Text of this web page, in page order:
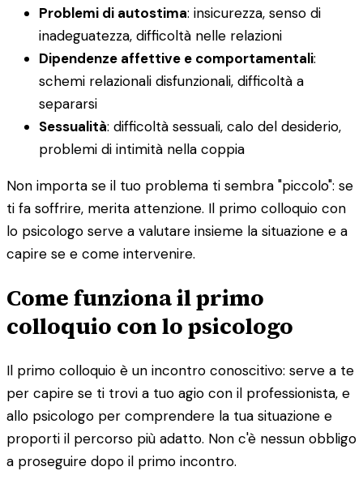
Problemi di autostima: insicurezza, senso di
inadeguatezza, difficoltà nelle relazioni
Dipendenze affettive e comportamentali:
schemi relazionali disfunzionali, difficoltà a
separarsi
Sessualità: difficoltà sessuali, calo del desiderio,
problemi di intimità nella coppia
Non importa se il tuo problema ti sembra "piccolo": se
ti fa soffrire, merita attenzione. Il primo colloquio con
lo psicologo serve a valutare insieme la situazione e a
capire se e come intervenire.
Come funziona il primo
colloquio con lo psicologo
Il primo colloquio è un incontro conoscitivo: serve a te
per capire se ti trovi a tuo agio con il professionista, e
allo psicologo per comprendere la tua situazione e
proporti il percorso più adatto. Non c'è nessun obbligo
a proseguire dopo il primo incontro.